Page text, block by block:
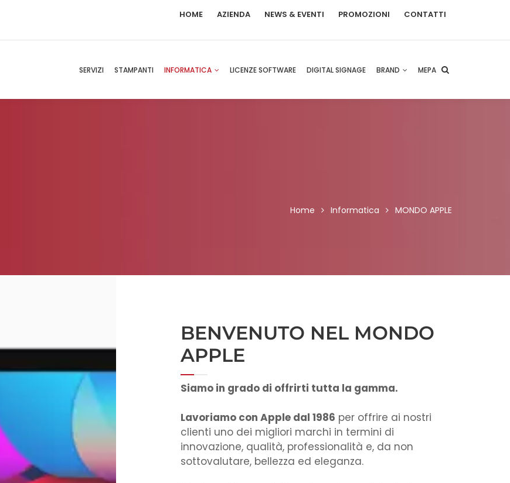
HOME AZIENDA NEWS & EVENTI PROMOZIONI CONTATTI
SERVIZI STAMPANTI INFORMATICA LICENZE SOFTWARE DIGITAL SIGNAGE BRAND MEPA
Home Informatica MONDO APPLE
BENVENUTO NEL MONDO
APPLE
Siamo in grado di offrirti tutta la gamma​.
Lavoriamo con Apple dal 1986 per offrire ai nostri
clienti uno dei migliori marchi in termini di
innovazione, qualità, professionalità e, da non
sottovalutare, bellezza ed eleganza.